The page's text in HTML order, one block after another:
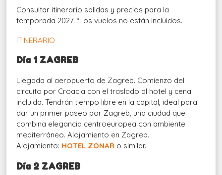
Consultar itinerario salidas y precios para la
temporada 2027. *Los vuelos no están incluidos.
ITINERARIO
Día 1 ZAGREB
Llegada al aeropuerto de Zagreb. Comienzo del
circuito por Croacia con el traslado al hotel y cena
incluida. Tendrán tiempo libre en la capital, ideal para
dar un primer paseo por Zagreb, una ciudad que
combina elegancia centroeuropea con ambiente
mediterráneo. Alojamiento en Zagreb.
Alojamiento: HOTEL ZONAR o similar.
Día 2 ZAGREB